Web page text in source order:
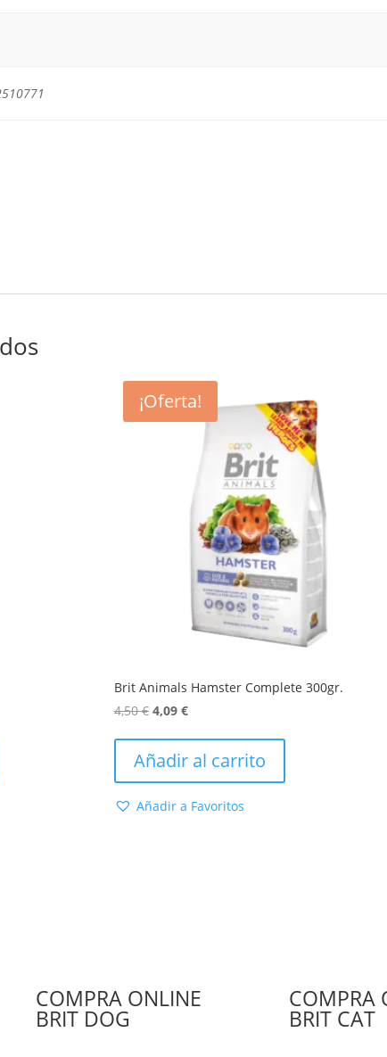
producto
¡Oferta!
Brit Animals Hamster Complete 300gr.
4,50€ El
original
era:
4,09 €El
actual
es:
Añadir al carrito
Añadir a Favoritos
COMPRA ONLINE
BRIT DOG
COMPRA
BRIT CAT